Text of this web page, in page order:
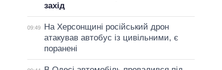
захід
09:49
На Херсонщині російський дрон
атакував автобус із цивільними, є
поранені